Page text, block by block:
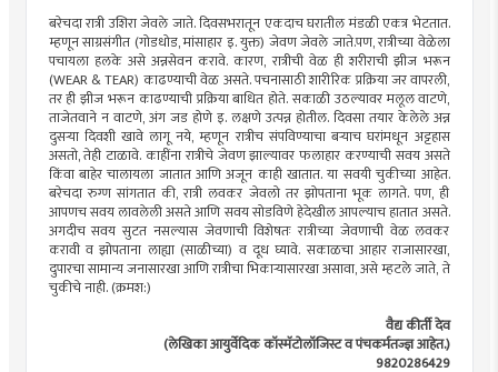
बरेचदा रात्री उशिरा जेवले जाते. दिवसभरातून एकदाच घरातील मंडळी एकत्र भेटतात.
म्हणून साग्रसंगीत (गोडधोड, मांसाहार इ. युक्त) जेवण जेवले जाते.पण, रात्रीच्या वेळेला
पचायला हलके असे अन्नसेवन करावे. कारण, रात्रीची वेळ ही शरीराची झीज भरून
(WEAR & TEAR) काढण्याची वेळ असते. पचनासाठी शारीरिक प्रक्रिया जर वापरली,
तर ही झीज भरून काढण्याची प्रक्रिया बाधित होते. सकाळी उठल्यावर मलूल वाटणे,
ताजेतवाने न वाटणे, अंग जड होणे इ. लक्षणे उत्पन्न होतील. दिवसा तयार केलेले अन्न
दुसर्‍या दिवशी खावे लागू नये, म्हणून रात्रीच संपविण्याचा बर्‍याच घरांमधून अट्टहास
असतो, तेही टाळावे. काहींना रात्रीचे जेवण झाल्यावर फलाहार करण्याची सवय असते
किंवा बाहेर चालायला जातात आणि अजून काही खातात. या सवयी चुकीच्या आहेत.
बरेचदा रुग्ण सांगतात की, रात्री लवकर जेवलो तर झोपताना भूक लागते. पण, ही
आपणच सवय लावलेली असते आणि सवय सोडविणे हेदेखील आपल्याच हातात असते.
अगदीच सवय सुटत नसल्यास जेवणाची विशेषतः रात्रीच्या जेवणाची वेळ लवकर
करावी व झोपताना लाह्या (साळीच्या) व दूध घ्यावे. सकाळचा आहार राजासारखा,
दुपारचा सामान्य जनासारखा आणि रात्रीचा भिकार्‍यासारखा असावा, असे म्हटले जाते, ते
चुकीचे नाही. (क्रमश:)
वैद्य कीर्ती देव
(लेखिका आयुर्वेदिक कॉस्मॅटोलॉजिस्ट व पंचकर्मतज्ज्ञ आहेत.)
9820286429